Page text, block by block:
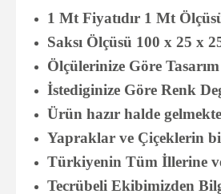
1 Mt Fiyatıdır 1 Mt
Saksı Ölçüsü 100 x 25 x
Ölçülerinize Göre
İstediginize Göre Renk
Ürün hazır halde
Yapraklar ve Çiçeklerin
Türkiyenin Tüm İllerine
Tecrübeli Ekibimizden